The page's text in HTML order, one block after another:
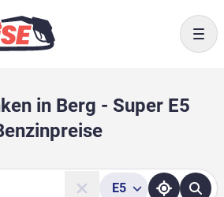
in Berg - Super E5
E5